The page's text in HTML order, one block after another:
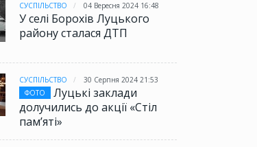
СУСПІЛЬСТВО 04 Вересня 2024 16:48
У селі Борохів Луцького
району сталася ДТП
СУСПІЛЬСТВО
30 Серпня 2024 21:53
ФОТО
Луцькі заклади
долучились до акції «Стіл
памʼяті»